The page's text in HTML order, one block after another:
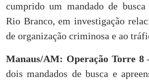
cumprido um mandado de busca
Rio Branco, em investigação
de organização criminosa e ao
Manaus/AM: Operação Torre 8
dois mandados de busca e